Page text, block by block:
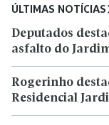
ÚLTIMAS NOTÍCIAS
Deputados
asfalto do
Rogerinho
Residencial